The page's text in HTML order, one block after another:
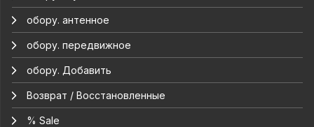
обору. антенное
обору. передвижное
обору. Добавить
Возврат / Восстановленные
% Sale